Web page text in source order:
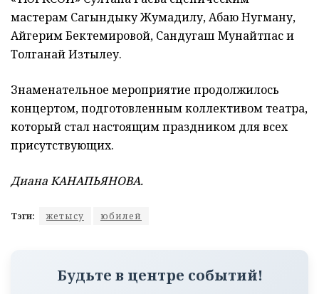
мастерам Сагындыку Жумадилу, Абаю Нугману,
Айгерим Бектемировой, Сандугаш Мунайтпас и
Толганай Изтылеу.
Знаменательное мероприятие продолжилось
концертом, подготовленным коллективом театра,
который стал настоящим праздником для всех
присутствующих.
Диана КАНАПЬЯНОВА.
Тэги: жетысу юбилей
Будьте в центре событий!